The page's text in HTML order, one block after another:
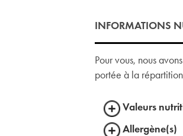
INFORMATIONS
Pour vous, nous
portée à la
Valeurs
Allergène(s)